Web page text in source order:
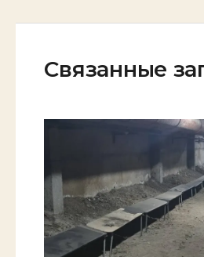
Связанные